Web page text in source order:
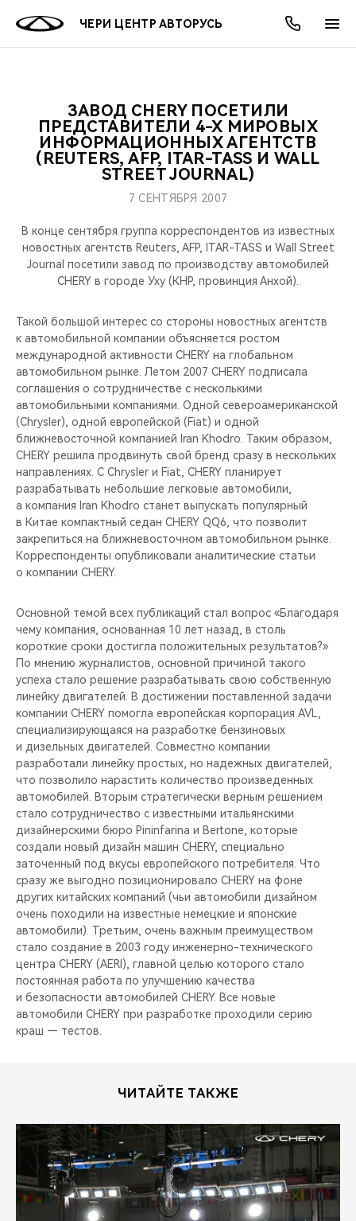
ЧЕРИ ЦЕНТР АВТОРУСЬ
МОДЕЛИ
ВСЕ МОДЕЛИ
ПОКУПАТЕЛЯМ
ВЫБОР И ПОКУПКА
КРЕДИТ И СТРАХОВАНИЕ
ВЛАДЕЛЬЦАМ
СЕРВИС
ЗАПЧАСТИ И АКСЕССУАРЫ
ПОДДЕРЖКА
CHERY CONNECT
МИР CHERY
АКСЕССУАРЫ
CHERY В СОЦСЕТЯХ
ЛЮДИ CHERY
БЛАГОТВОРИТЕЛЬНОСТЬ
CHERY REMOTE
CHERY И СПОРТ
НАШИ МЕРОПРИЯТИЯ
ВИДЕООБЗОРЫ
CHERY ДЛЯ ДЕТЕЙ
АКЦИИ
ВЫГОДЫ И АКЦИИ
ОНЛАЙН СЕРВИСЫ
ВЫБОР И ПОКУПКА
О КОМПАНИИ
О НАС
ЗАВОД CHERY ПОСЕТИЛИ
ПРЕДСТАВИТЕЛИ 4-Х МИРОВЫХ
ИНФОРМАЦИОННЫХ АГЕНТСТВ
(REUTERS, AFP, ITAR-TASS И WALL
STREET JOURNAL)
7 СЕНТЯБРЯ 2007
В конце сентября группа корреспондентов из известных
новостных агентств Reuters, AFP, ITAR-TASS и Wall Street
Journal посетили завод по производству автомобилей
CHERY в городе Уху (КНР, провинция Анхой).
Такой большой интерес со стороны новостных агентств
к автомобильной компании объясняется ростом
международной активности CHERY на глобальном
автомобильном рынке. Летом 2007 CHERY подписала
соглашения о сотрудничестве с несколькими
автомобильными компаниями. Одной североамериканской
(Chrysler), одной европейской (Fiat) и одной
ближневосточной компанией Iran Khodro. Таким образом,
CHERY решила продвинуть свой бренд сразу в нескольких
направлениях. С Chrysler и Fiat, CHERY планирует
разрабатывать небольшие легковые автомобили,
а компания Iran Khodro станет выпускать популярный
в Китае компактный седан CHERY QQ6, что позволит
закрепиться на ближневосточном автомобильном рынке.
Корреспонденты опубликовали аналитические статьи
о компании CHERY.
Основной темой всех публикаций стал вопрос «Благодаря
чему компания, основанная 10 лет назад, в столь
короткие сроки достигла положительных результатов?»
По мнению журналистов, основной причиной такого
успеха стало решение разрабатывать свою собственную
линейку двигателей. В достижении поставленной задачи
компании CHERY помогла европейская корпорация AVL,
специализирующаяся на разработке бензиновых
и дизельных двигателей. Совместно компании
разработали линейку простых, но надежных двигателей,
что позволило нарастить количество произведенных
автомобилей. Вторым стратегически верным решением
стало сотрудничество с известными итальянскими
дизайнерскими бюро Pininfarina и Bertone, которые
создали новый дизайн машин CHERY, специально
заточенный под вкусы европейского потребителя. Что
сразу же выгодно позиционировало CHERY на фоне
других китайских компаний (чьи автомобили дизайном
очень походили на известные немецкие и японские
автомобили). Третьим, очень важным преимуществом
стало создание в 2003 году инженерно-технического
центра CHERY (AERI), главной целью которого стало
постоянная работа по улучшению качества
и безопасности автомобилей CHERY. Все новые
автомобили CHERY при разработке проходили серию
краш — тестов.
ЧИТАЙТЕ ТАКЖЕ